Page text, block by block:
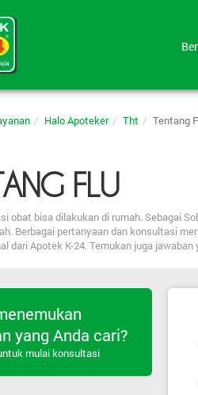
Halo Apoteker Tht Tentang
FLU
obat bisa dilakukan di rumah. Sebagai
Berbagai pertanyaan dan konsultasi
dari Apotek K-24. Temukan juga
yang Anda cari?
mulai konsultasi